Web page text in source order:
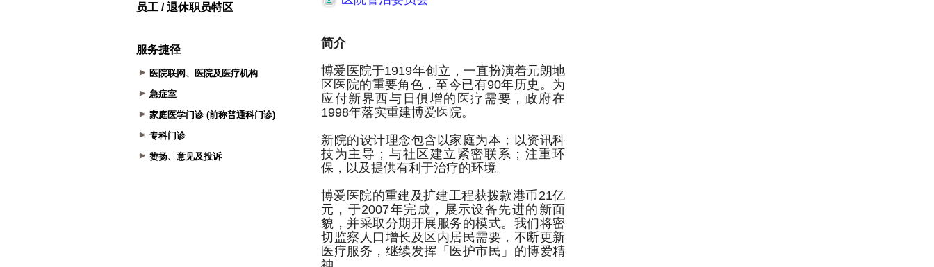
员工 / 退休职员特区
服务捷径
医院联网、医院及医疗机构
急症室
家庭医学门诊 (前称普通科门诊)
专科门诊
赞扬、意见及投诉